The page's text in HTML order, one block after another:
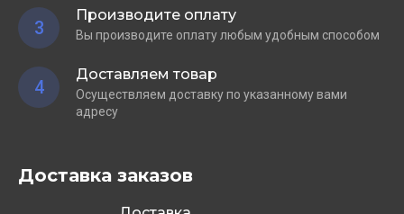
3
Производите оплату
Вы производите оплату любым удобным способом
4
Доставляем товар
Осуществляем доставку по указанному вами
адресу
Доставка заказов